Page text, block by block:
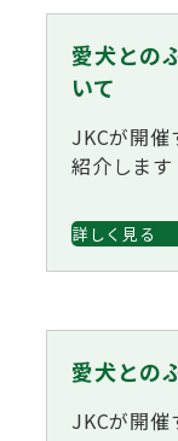
愛犬との
いて
JKCが開
紹介します
詳しく見る
愛犬との
JKCが開